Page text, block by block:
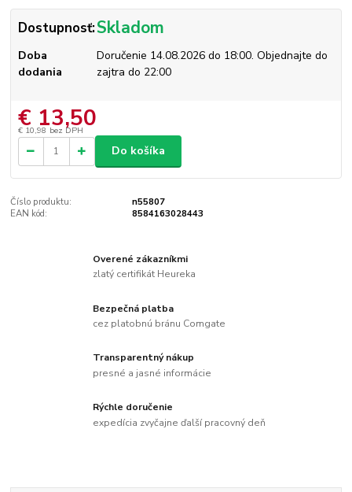
Dostupnosť:Skladom
Doba
dodania
Doručenie 14.08.2026 do 18:00. Objednajte do
zajtra do 22:00
€ 13,50
€ 10,98 bez DPH
Do košíka
Číslo produktu:
n55807
EAN kód:
8584163028443
Overené zákazníkmi
zlatý certifikát Heureka
Bezpečná platba
cez platobnú bránu Comgate
Transparentný nákup
presné a jasné informácie
Rýchle doručenie
expedícia zvyčajne ďalší pracovný deň